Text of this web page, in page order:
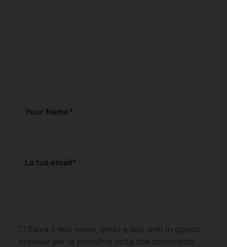
Your Name*
La tua email*
Salva il mio nome, email e sito web in questo
browser per la prossima volta che commento.